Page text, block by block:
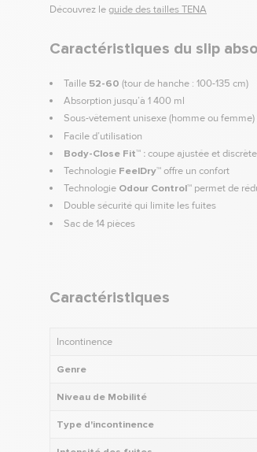
Caractéristiques
Incontinence
Genre
Niveau de Mobilité
Type d'incontinence
Découvrez leguide des tailles TENA
Caractéristiques du slip
Taille52-60 (tour de hanche : 100-135 cm)
Absorption jusqu’à 1 400 ml
Sous-vêtement unisexe (homme ou
Facile d’utilisation
Body-Close Fit™ :coupe ajustée et discrète
Technologie FeelDry™offre un confort
Technologie Odour Control™permet de
Double sécurité qui limite les fuites
Sac de 14 pièces